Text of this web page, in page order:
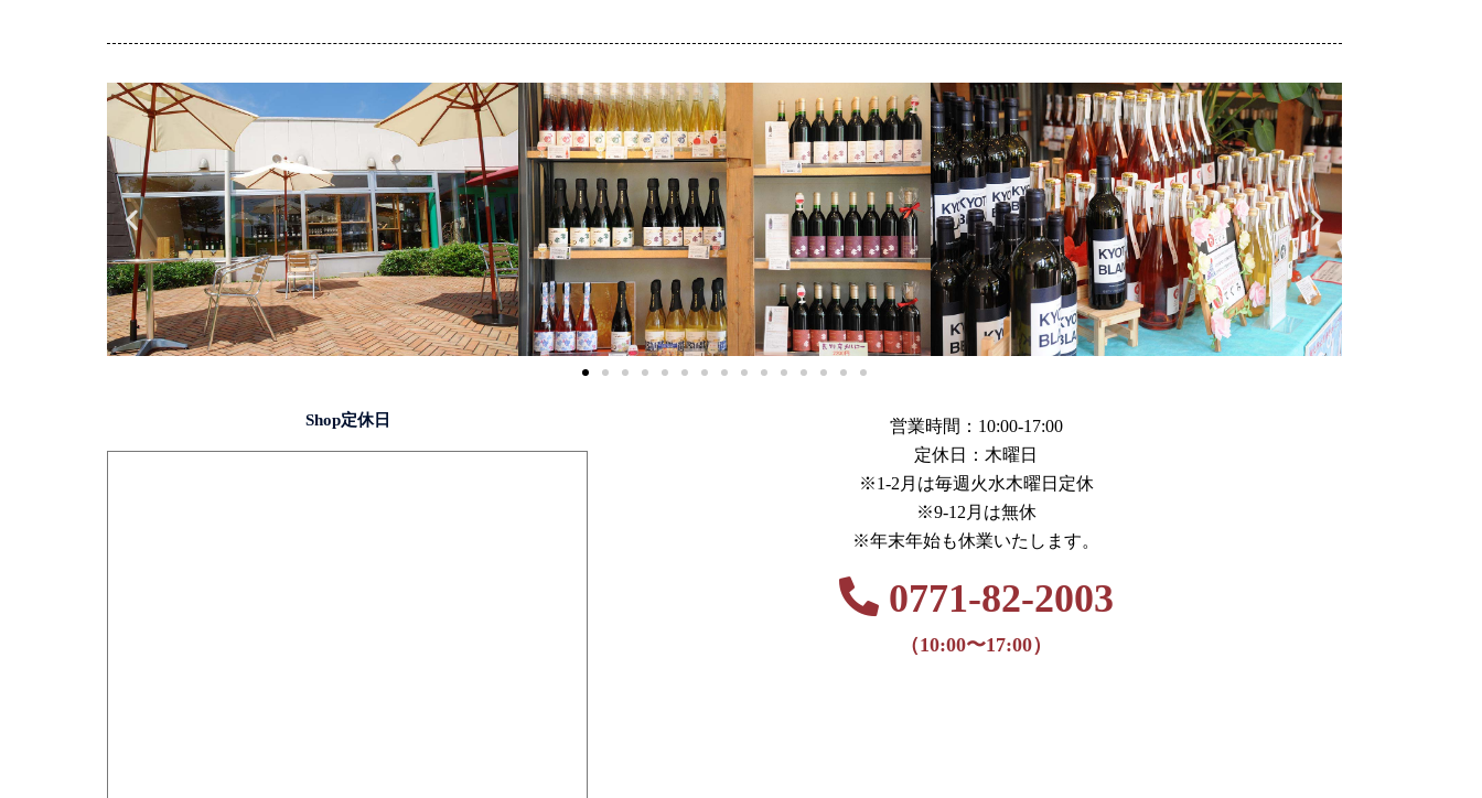
Shop定休日
営業時間：10:00-17:00
定休日：木曜日
※1-2月は毎週火水木曜日定休
※9-12月は無休
※年末年始も休業いたします。
0771-82-2003
（10:00〜17:00）